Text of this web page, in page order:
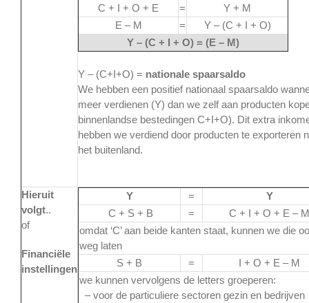
C + I + O + E =
Y + M
E – M
=
Y – (C + I + O)
Y – (C + I + O) = (E – M)
Y – (C+I+O) = nationale spaarsaldo
We hebben een positief nationaal spaarsaldo
meer verdienen (Y) dan we zelf aan producten
binnenlandse bestedingen C+I+O). Dit extra
hebben we verdiend door producten te exporteren
het buitenland.
Hieruit
volgt..
of
Financiële
instellingen
Y =
Y
C + S + B
=
C + I + O + E – M
omdat ‘C’ aan beide kanten staat, kunnen we die
weg laten
S + B
=
I + O + E – M
we kunnen vervolgens de letters groeperen:
– voor de particuliere sectoren gezin en bedrijven